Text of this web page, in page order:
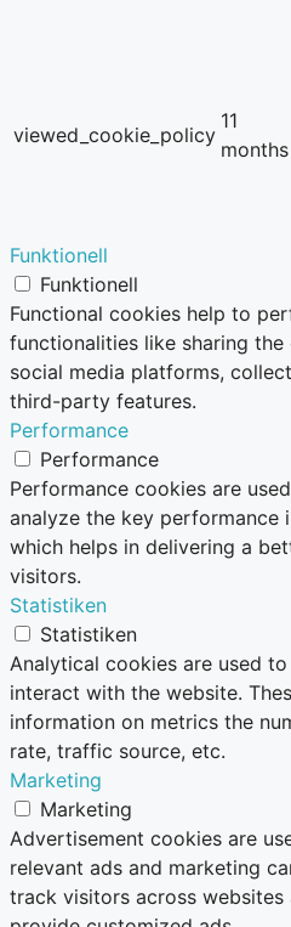
viewed_cookie_policy
11
months
Funktionell
Funktionell
Functional cookies help to
functionalities like sharing
social media platforms,
third-party features.
Performance
Performance
Performance cookies are
analyze the key performance
which helps in delivering a
visitors.
Statistiken
Statistiken
Analytical cookies are used
interact with the website.
information on metrics the
rate, traffic source, etc.
Marketing
Marketing
Advertisement cookies are
relevant ads and marketing
track visitors across